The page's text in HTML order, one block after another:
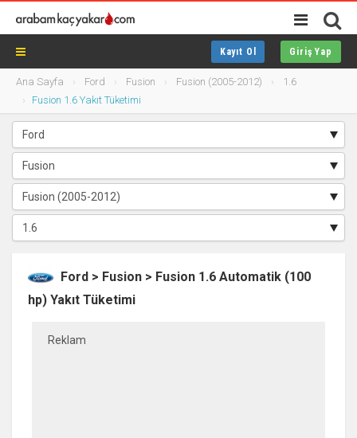
Kayıt Ol Giriş Yap
Ana Sayfa Ford Fusion Fusion (2005-2012)
1.6
Fusion 1.6 Yakıt Tüketimi
Ford > Fusion > Fusion 1.6 Automatik (100
hp) Yakıt Tüketimi
Reklam